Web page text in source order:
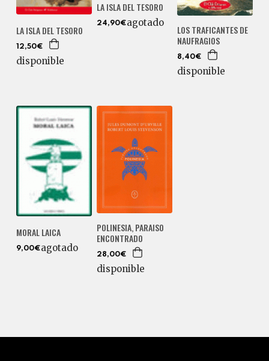
LA ISLA DEL TESORO
12,50€
disponible
LA ISLA DEL TESORO
24,90€agotado
LOS TRAFICANTES DE
NAUFRAGIOS
8,40€
disponible
MORAL LAICA
9,00€agotado
POLINESIA, PARAISO
ENCONTRADO
28,00€
disponible